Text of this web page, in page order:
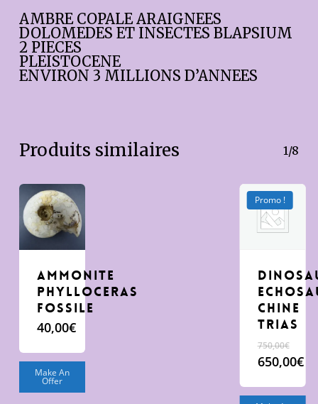
AMBRE COPALE ARAIGNEES
DOLOMEDES ET INSECTES BLAPSIUM
2 PIECES
PLEISTOCENE
ENVIRON 3 MILLIONS D’ANNEES
Produits similaires 1/8
AMMONITE
PHYLLOCERAS
FOSSILE
40,00€
Make An
Offer
Promo !
CHINE
TRIAS
750,00€
Le
initial
650,00€
prix